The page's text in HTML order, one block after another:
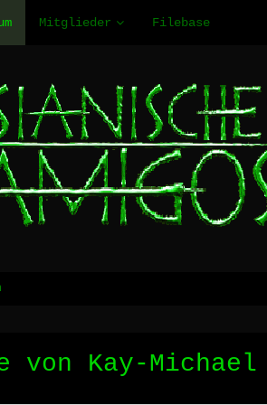
Mitglieder Filebase
von Kay-Michael